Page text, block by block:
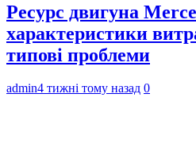
Ресурс двигуна
характеристики
типові проблеми
admin4 тижні тому назад 0